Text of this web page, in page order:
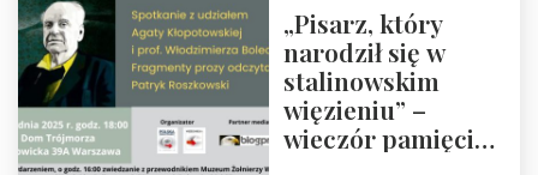
„Pisarz, który
narodził się w
stalinowskim
więzieniu” –
wieczór pamięci